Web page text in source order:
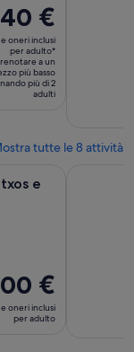
€
€
oneri inclusi
per adulto*
a un
più basso
più di 2
adulti
tutte le 8 attività
e
€
oneri inclusi
per adulto